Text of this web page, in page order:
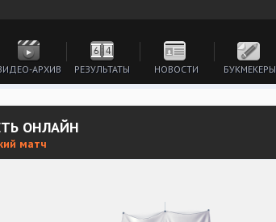
АРХИВ РЕЗУЛЬТАТЫ НОВОСТИ БУКМЕКЕРЫ
ОНЛАЙН
матч